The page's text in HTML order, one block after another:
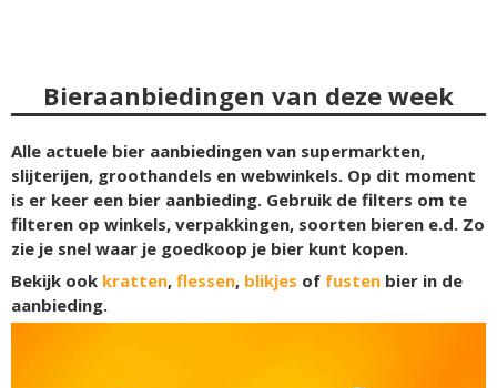
Bieraanbiedingen van deze week
Alle actuele bier aanbiedingen van supermarkten,
slijterijen, groothandels en webwinkels. Op dit moment
is er keer een bier aanbieding. Gebruik de filters om te
filteren op winkels, verpakkingen, soorten bieren e.d. Zo
zie je snel waar je goedkoop je bier kunt kopen.
Bekijk ook kratten, flessen, blikjes of fusten bier in de
aanbieding.